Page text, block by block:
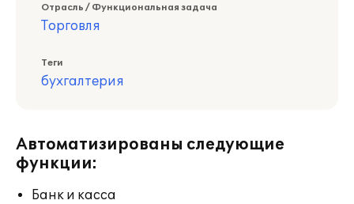
Отрасль / Функциональная задача
Торговля
Теги
бухгалтерия
Автоматизированы следующие
функции:
Банк и касса